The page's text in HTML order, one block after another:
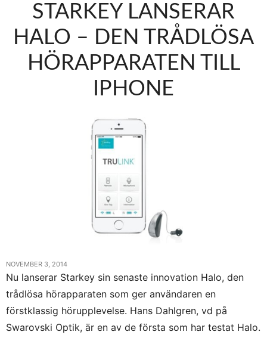
STARKEY LANSERAR
HALO – DEN TRÅDLÖSA
HÖRAPPARATEN TILL
IPHONE
NOVEMBER 3, 2014
Nu lanserar Starkey sin senaste innovation Halo, den
trådlösa hörapparaten som ger användaren en
förstklassig hörupplevelse. Hans Dahlgren, vd på
Swarovski Optik, är en av de första som har testat Halo.